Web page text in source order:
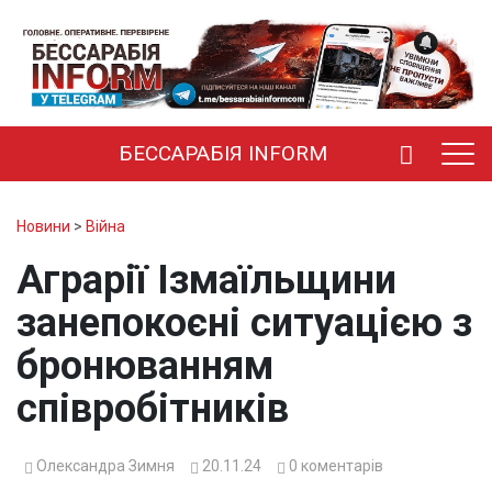
БЕССАРАБІЯ INFORM
Новини > Війна
Аграрії Ізмаїльщини
занепокоєні ситуацією з
бронюванням
співробітників
Олександра Зимня 20.11.24 0 коментарів